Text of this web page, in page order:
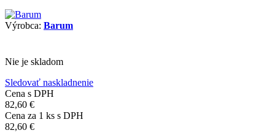
Výrobca: Barum
Nie je skladom
Sledovať naskladnenie
Cena s DPH
82,60 €
Cena za 1 ks s DPH
82,60 €